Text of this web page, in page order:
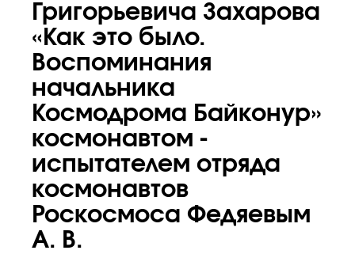
Григорьевича Захарова
«Как это было.
Воспоминания
начальника
Космодрома Байконур»
космонавтом -
испытателем отряда
космонавтов
Роскосмоса Федяевым
А. В.